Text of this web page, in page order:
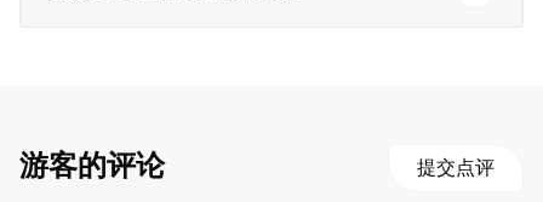
游客的评论 提交点评